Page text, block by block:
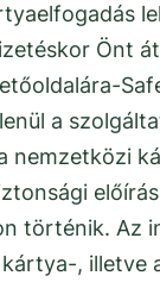
Önt
a
nemzetközi
történik. Az
, illetve